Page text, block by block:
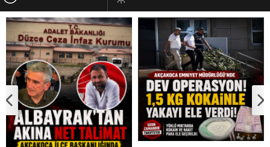
AKÇAKOCA’DA İŞ DÜNYASININ KALBİ KALE KOYU
LANSMANINDA ATTI
Saklı Koy Otel’de Yoğunluk: Misafirler Yer Bulmakta Zorlandı
SAHİLLERDE TEMİZLİK ALARMI!
ALTIN
DOLAR